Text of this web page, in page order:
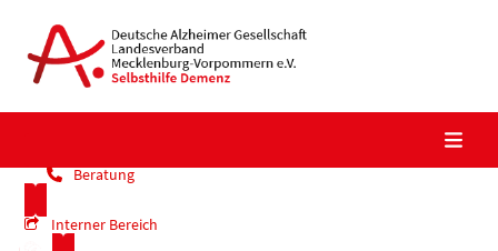
content
Beratung
Interner Bereich